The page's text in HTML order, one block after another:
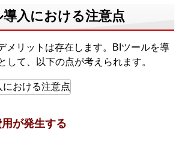
入における注意点
メリットは存在します。BIツールを導
して、以下の点が考えられます。
用が発生する